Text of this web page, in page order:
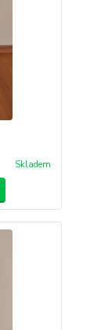
Skladem